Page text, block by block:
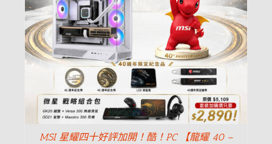
MSI 星耀四十好評加開！酷！PC 【龍耀 40 –